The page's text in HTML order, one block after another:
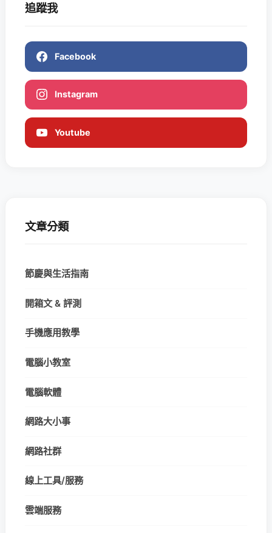
追蹤我
Facebook
Instagram
Youtube
文章分類
節慶與生活指南
開箱文 & 評測
手機應用教學
電腦小教室
電腦軟體
網路大小事
網路社群
線上工具/服務
雲端服務